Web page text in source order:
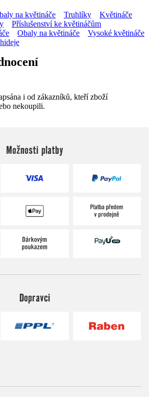
na květináče Truhlíky
Květináče
Příslušenství ke květináčům
Obaly na květináče
Vysoké květináče
i od zákazníků, kteří zboží
nekoupili.
Možnosti platby
Dopravci